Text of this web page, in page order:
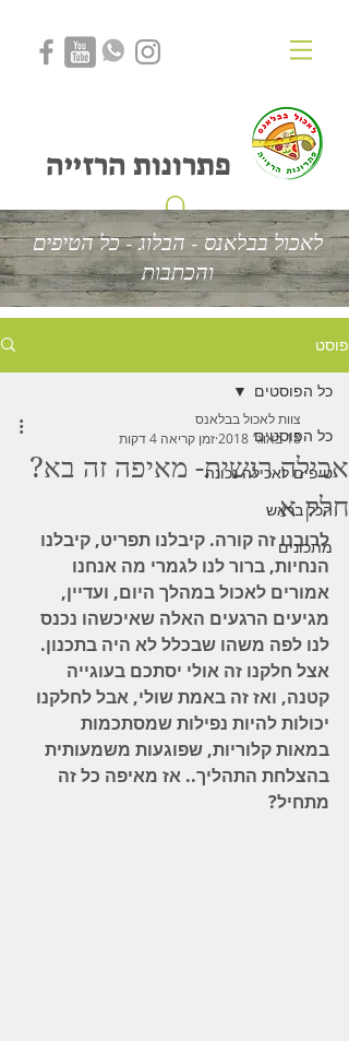
פתרונות הרזייה
לאכול בבלאנס - הבלוג - כל הטיפים
והכתבות
פוסט
כל הפוסטים
טיפים לאכילה נכונה
הכל בראש
מתכונים
כל הפוסטים
אכילה רגשית- מאיפה זה בא?
חלק א
צוות לאכול בבלאנס
18 באוג׳ 2018
זמן קריאה 4 דקות
לרובנו זה קורה. קיבלנו תפריט, קיבלנו
הנחיות, ברור לנו לגמרי מה אנחנו
אמורים לאכול במהלך היום, ועדיין,
מגיעים הרגעים האלה שאיכשהו נכנס
לנו לפה משהו שבכלל לא היה בתכנון.
אצל חלקנו זה אולי יסתכם בעוגייה
קטנה, ואז זה באמת שולי, אבל לחלקנו
יכולות להיות נפילות שמסתכמות
במאות קלוריות, שפוגעות משמעותית
בהצלחת התהליך.. אז מאיפה כל זה
מתחיל?